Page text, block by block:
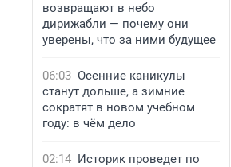
возвращают в небо
дирижабли — почему они
уверены, что за ними будущее
06:03 Осенние каникулы
станут дольше, а зимние
сократят в новом учебном
году: в чём дело
02:14 Историк проведет по